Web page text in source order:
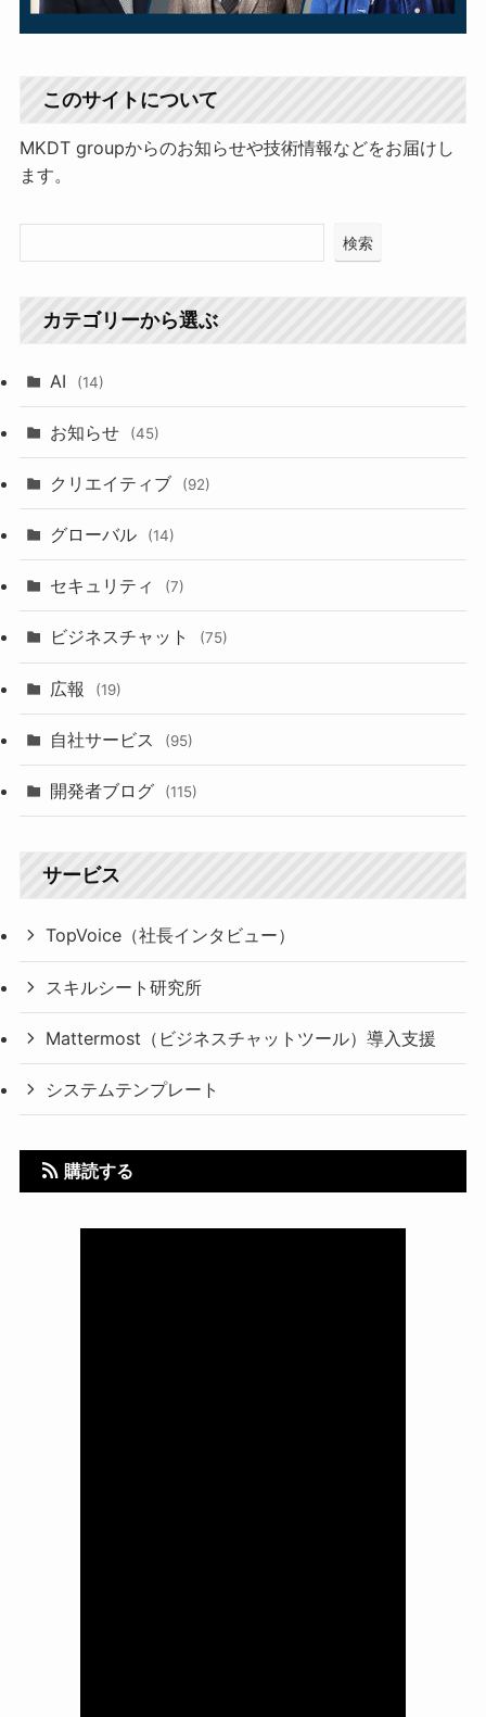
このサイトについて
MKDT groupからのお知らせや技術情報などをお届けし
ます。
検索
カテゴリーから選ぶ
AI (14)
お知らせ (45)
クリエイティブ (92)
グローバル (14)
セキュリティ (7)
ビジネスチャット (75)
広報 (19)
自社サービス (95)
開発者ブログ (115)
サービス
TopVoice（社長インタビュー）
スキルシート研究所
Mattermost（ビジネスチャットツール）導入支援
システムテンプレート
購読する